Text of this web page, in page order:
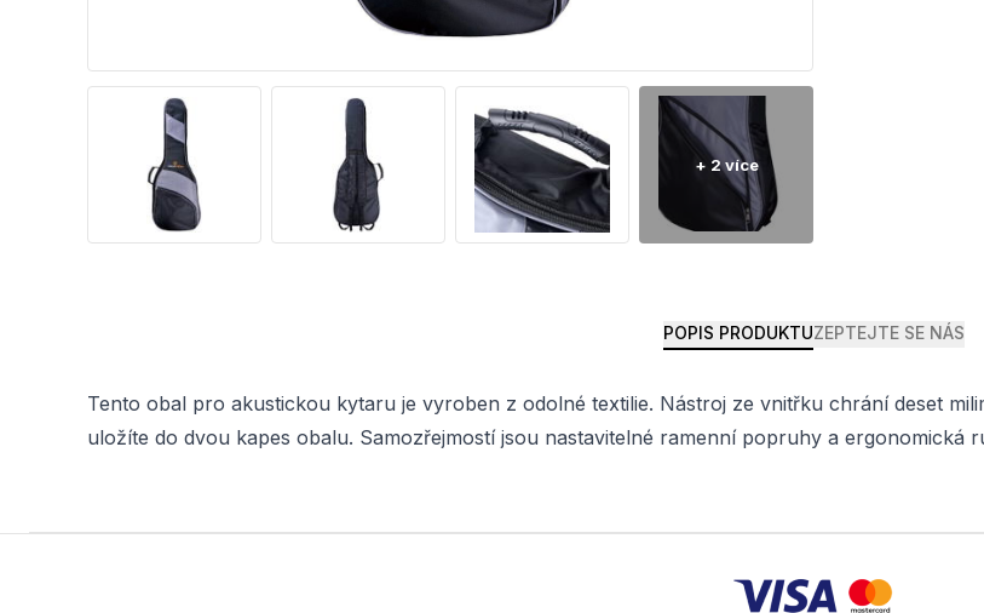
POPIS PRODUKTUZEPTEJTE SE NÁS
Tento obal pro akustickou kytaru je vyroben z odolné textilie. Nástroj ze vnitřku chrání deset
uložíte do dvou kapes obalu. Samozřejmostí jsou nastavitelné ramenní popruhy a ergonomická